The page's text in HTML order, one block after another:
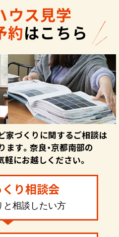
ウス見学
約はこちら
家づくりに関するご相談は
す。奈良・京都南部の
にお越しください。
り相談会
相談したい方